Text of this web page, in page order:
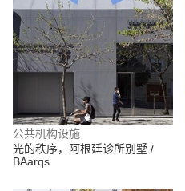
公共机构设施
光的秩序，阿根廷诊所别墅 /
BAarqs